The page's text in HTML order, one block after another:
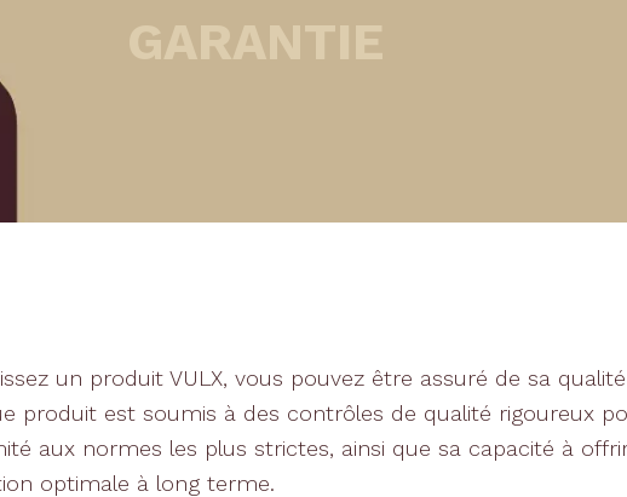
GARANTIE
un produit VULX, vous pouvez être assuré de sa
produit est soumis à des contrôles de qualité rigoureux
aux normes les plus strictes, ainsi que sa capacité à
optimale à long terme.